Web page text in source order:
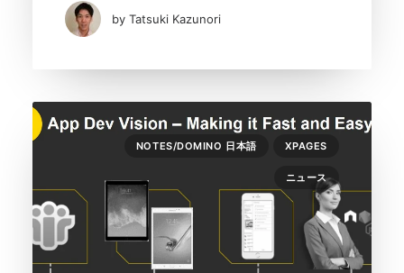
by Tatsuki Kazunori
NOTES/DOMINO 日本語 XPAGES
ニュース